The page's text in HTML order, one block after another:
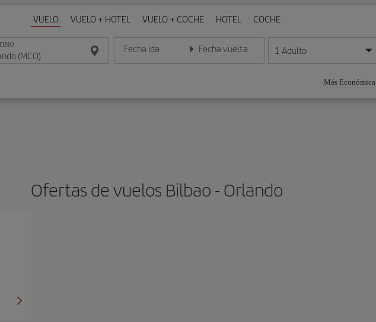
VUELO VUELO + HOTEL VUELO + COCHE HOTEL COCHE
Fecha ida
Introduce la fecha en formato día/mes/año
Fecha vuelta
Introduce la fecha en formato día/mes/año
1 Adulto
Más Económica
Ofertas de vuelos Bilbao - Orlando